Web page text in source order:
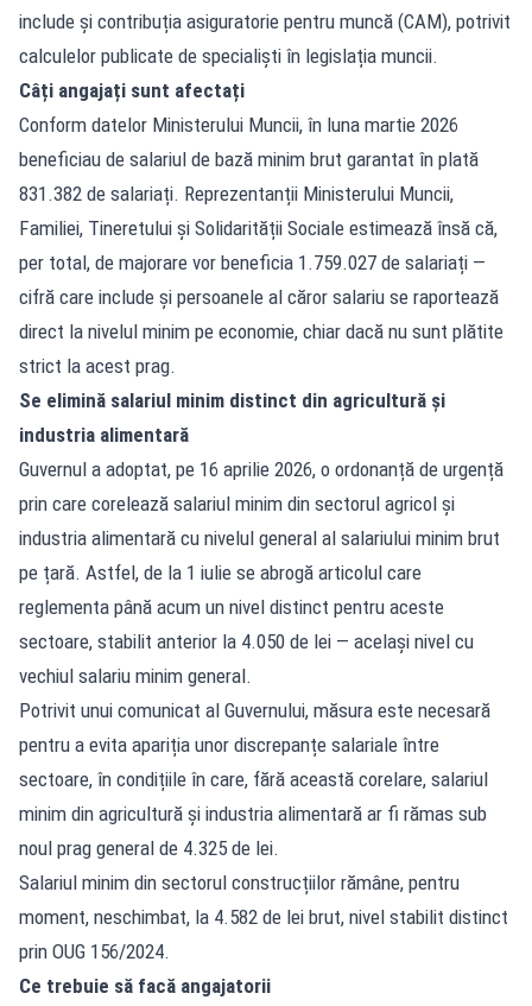
include și contribuția asiguratorie pentru muncă (CAM), potrivit
calculelor publicate de specialiști în legislația muncii.
Câți angajați sunt afectați
Conform datelor Ministerului Muncii, în luna martie 2026
beneficiau de salariul de bază minim brut garantat în plată
831.382 de salariați. Reprezentanții Ministerului Muncii,
Familiei, Tineretului și Solidarității Sociale estimează însă că,
per total, de majorare vor beneficia 1.759.027 de salariați —
cifră care include și persoanele al căror salariu se raportează
direct la nivelul minim pe economie, chiar dacă nu sunt plătite
strict la acest prag.
Se elimină salariul minim distinct din agricultură și
industria alimentară
Guvernul a adoptat, pe 16 aprilie 2026, o ordonanță de urgență
prin care corelează salariul minim din sectorul agricol și
industria alimentară cu nivelul general al salariului minim brut
pe țară. Astfel, de la 1 iulie se abrogă articolul care
reglementa până acum un nivel distinct pentru aceste
sectoare, stabilit anterior la 4.050 de lei — același nivel cu
vechiul salariu minim general.
Potrivit unui comunicat al Guvernului, măsura este necesară
pentru a evita apariția unor discrepanțe salariale între
sectoare, în condițiile în care, fără această corelare, salariul
minim din agricultură și industria alimentară ar fi rămas sub
noul prag general de 4.325 de lei.
Salariul minim din sectorul construcțiilor rămâne, pentru
moment, neschimbat, la 4.582 de lei brut, nivel stabilit distinct
prin OUG 156/2024.
Ce trebuie să facă angajatorii